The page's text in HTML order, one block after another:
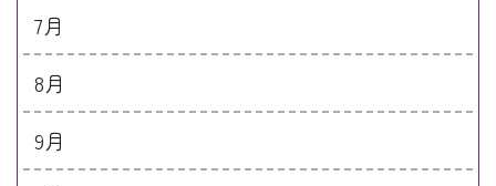
7月
8月
9月